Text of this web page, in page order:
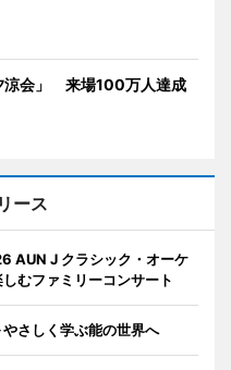
涼会」 来場100万人達成
ース
AUN J クラシック・オーケ
むファミリーコンサート
さしく学ぶ能の世界へ